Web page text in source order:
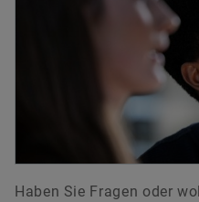
Haben Sie Fragen oder